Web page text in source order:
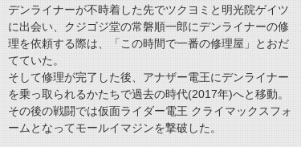
デンライナーが不時着した先でツクヨミと明光院ゲイツ
に出会い、クジゴジ堂の常磐順一郎にデンライナーの修
理を依頼する際は、「この時間で一番の修理屋」とおだ
てていた。
そして修理が完了した後、アナザー電王にデンライナー
を乗っ取られるかたちで過去の時代(2017年)へと移動。
その後の戦闘では仮面ライダー電王 クライマックスフォ
ームとなってモールイマジンを撃破した。